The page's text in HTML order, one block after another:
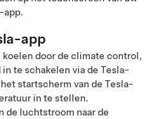
app.
app
door de climate control,
te schakelen via de Tesla-
startscherm van de Tesla-
in te stellen.
luchtstroom naar de